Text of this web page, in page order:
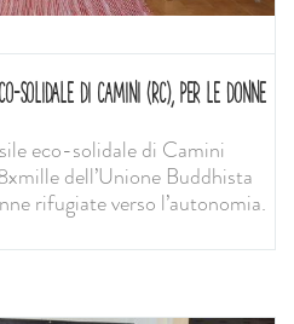
SOLIDALE DI CAMINI (RC), PER LE DONNE
eco-solidale di Camini
dell’Unione Buddhista
rifugiate verso l’autonomia.